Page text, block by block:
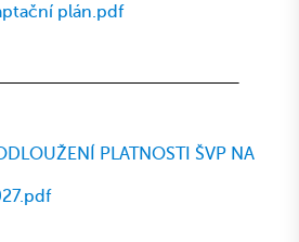
plán.pdf
PLATNOSTI ŠVP NA